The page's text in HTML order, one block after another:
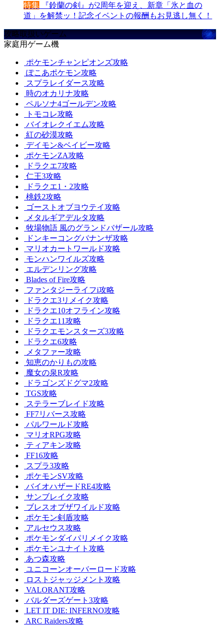
特集 『鈴蘭の剣』が2周年を迎え、新章「氷と血の
道」を解禁ッ！記念イベントの報酬もお見逃し無く！
攻略取扱いゲーム
家庭用ゲーム機
ポケモンチャンピオンズ攻略
ぽこあポケモン攻略
スプラレイダース攻略
時のオカリナ攻略
ペルソナ4ゴールデン攻略
トモコレ攻略
バイオレクイエム攻略
紅の砂漠攻略
デイモン&ベイビー攻略
ポケモンZA攻略
ドラクエ7攻略
仁王3攻略
ドラクエ1・2攻略
桃鉄2攻略
ゴーストオブヨウテイ攻略
メタルギアデルタ攻略
牧場物語 風のグランドバザール攻略
ドンキーコングバナンザ攻略
マリオカートワールド攻略
モンハンワイルズ攻略
エルデンリング攻略
Blades of Fire攻略
ファンタジーライフi攻略
ドラクエ3リメイク攻略
ドラクエ10オフライン攻略
ドラクエ11攻略
ドラクエモンスターズ3攻略
ドラクエ6攻略
メタファー攻略
知恵のかりもの攻略
魔女の泉R攻略
ドラゴンズドグマ2攻略
TGS攻略
ステラーブレイド攻略
FF7リバース攻略
パルワールド攻略
マリオRPG攻略
ティアキン攻略
FF16攻略
スプラ3攻略
ポケモンSV攻略
バイオハザードRE4攻略
サンブレイク攻略
ブレスオブザワイルド攻略
ポケモン剣盾攻略
アルセウス攻略
ポケモンダイパリメイク攻略
ポケモンユナイト攻略
あつ森攻略
ユニコーンオーバーロード攻略
ロストジャッジメント攻略
VALORANT攻略
バルダーズゲート3攻略
LET IT DIE: INFERNO攻略
ARC Raiders攻略